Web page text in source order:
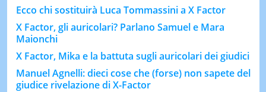
Ecco chi sostituirà Luca Tommassini a X Factor
X Factor, gli auricolari? Parlano Samuel e Mara
Maionchi
X Factor, Mika e la battuta sugli auricolari dei giudici
Manuel Agnelli: dieci cose che (forse) non sapete del
giudice rivelazione di X-Factor